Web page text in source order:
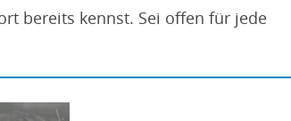
bereits kennst. Sei offen für jede